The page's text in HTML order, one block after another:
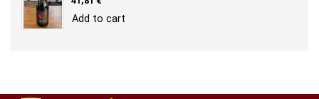
Add to cart